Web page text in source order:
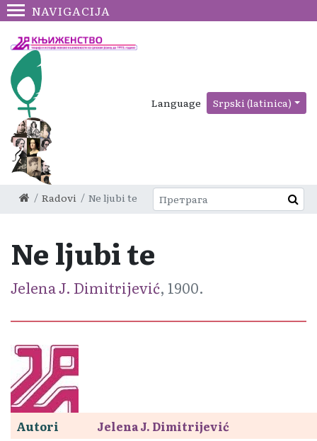
NAVIGACIJA
Language Srpski (latinica)
Radovi Ne ljubi te
Ne ljubi te
Jelena J. Dimitrijević, 1900.
Autori
Jelena J. Dimitrijević